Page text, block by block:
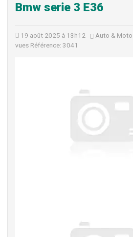
Bmw serie 3 E36
19 août 2025 à 13h12 Auto & Moto
vues Référence: 3041